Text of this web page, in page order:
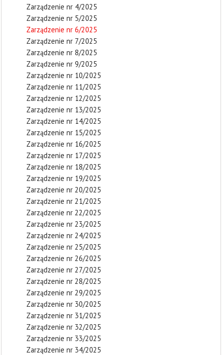
Zarządzenie nr 4/2025
Zarządzenie nr 5/2025
Zarządzenie nr 6/2025
Zarządzenie nr 7/2025
Zarządzenie nr 8/2025
Zarządzenie nr 9/2025
Zarządzenie nr 10/2025
Zarządzenie nr 11/2025
Zarządzenie nr 12/2025
Zarządzenie nr 13/2025
Zarządzenie nr 14/2025
Zarządzenie nr 15/2025
Zarządzenie nr 16/2025
Zarządzenie nr 17/2025
Zarządzenie nr 18/2025
Zarządzenie nr 19/2025
Zarządzenie nr 20/2025
Zarządzenie nr 21/2025
Zarządzenie nr 22/2025
Zarządzenie nr 23/2025
Zarządzenie nr 24/2025
Zarządzenie nr 25/2025
Zarządzenie nr 26/2025
Zarządzenie nr 27/2025
Zarządzenie nr 28/2025
Zarządzenie nr 29/2025
Zarządzenie nr 30/2025
Zarządzenie nr 31/2025
Zarządzenie nr 32/2025
Zarządzenie nr 33/2025
Zarządzenie nr 34/2025